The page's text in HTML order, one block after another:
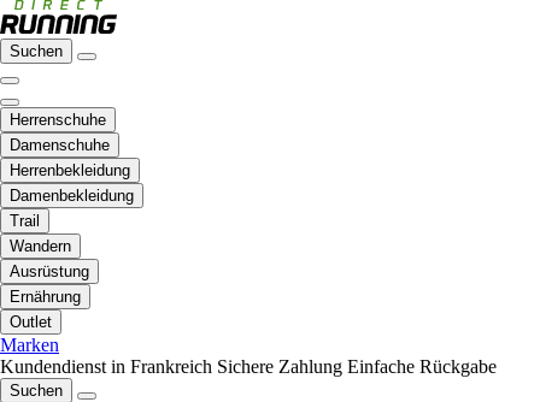
Suchen
Herrenschuhe
Damenschuhe
Herrenbekleidung
Damenbekleidung
Trail
Wandern
Ausrüstung
Ernährung
Outlet
Marken
Kundendienst in Frankreich Sichere Zahlung Einfache Rückgabe
Suchen